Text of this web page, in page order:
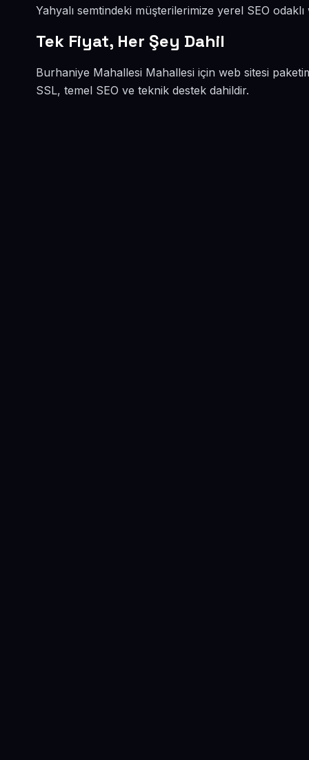
Yahyalı semtindeki müşterilerimize yerel SEO
Tek Fiyat, Her Şey Dahil
Burhaniye Mahallesi Mahallesi için web sitesi
SSL, temel SEO ve teknik destek dahildir.